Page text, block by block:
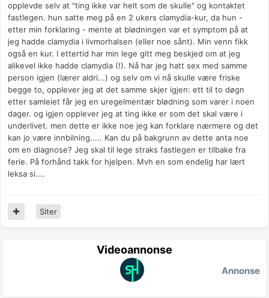
opplevde selv at "ting ikke var helt som de skulle" og kontaktet
fastlegen. hun satte meg på en 2 ukers clamydia-kur, da hun -
etter min forklaring - mente at blødningen var et symptom på at
jeg hadde clamydia i livmorhalsen (eller noe sånt). Min venn fikk
også en kur. I ettertid har min lege gitt meg beskjed om at jeg
alikevel ikke hadde clamydia (!). Nå har jeg hatt sex med samme
person igjen (lærer aldri...) og selv om vi nå skulle være friske
begge to, opplever jeg at det samme skjer igjen: ett til to døgn
etter samleiet får jeg en uregelmentær blødning som varer i noen
dager. og igjen opplever jeg at ting ikke er som det skal være i
underlivet. men dette er ikke noe jeg kan forklare nærmere og det
kan jo være innbilning..... Kan du på bakgrunn av dette anta noe
om en diagnose? Jeg skal til lege straks fastlegen er tilbake fra
ferie. På forhånd takk for hjelpen. Mvh en som endelig har lært
leksa si....
Siter
Videoannonse
Annonse